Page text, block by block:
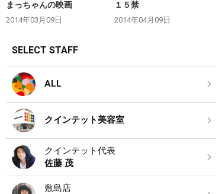
まっちゃんの映画
2014年03月09日
１５禁
2014年04月09日
SELECT STAFF
ALL
クインテット美容室
クインテット代表
佐藤 茂
敷島店